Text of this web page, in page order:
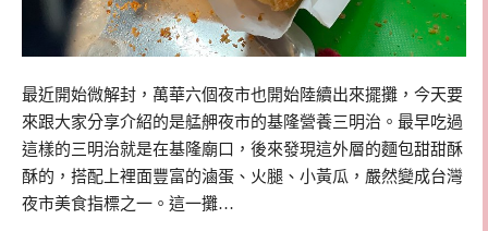
最近開始微解封，萬華六個夜市也開始陸續出來擺攤，今天要
來跟大家分享介紹的是艋舺夜市的基隆營養三明治。最早吃過
這樣的三明治就是在基隆廟口，後來發現這外層的麵包甜甜酥
酥的，搭配上裡面豐富的滷蛋、火腿、小黃瓜，嚴然變成台灣
夜市美食指標之一。這一攤…